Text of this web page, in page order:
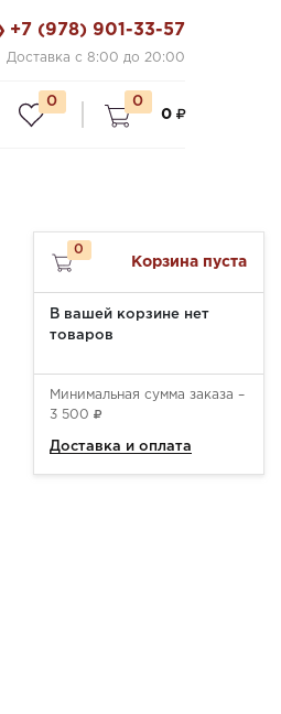
+7 (978) 901-33-57
Доставка с 8:00 до 20:00
0
0
0
0
Корзина пуста
В вашей корзине нет
товаров
Минимальная сумма заказа –
3 500
Доставка и оплата